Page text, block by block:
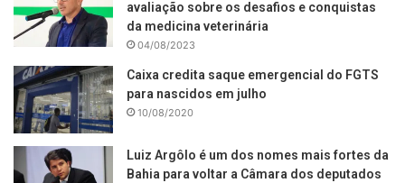
avaliação sobre os desafios e conquistas
da medicina veterinária
04/08/2023
Caixa credita saque emergencial do FGTS
para nascidos em julho
10/08/2020
Luiz Argôlo é um dos nomes mais fortes da
Bahia para voltar a Câmara dos deputados